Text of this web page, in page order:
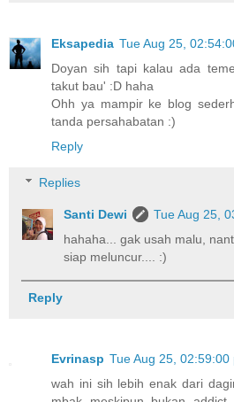
Eksapedia Tue Aug 25,
Doyan sih tapi kalau ada
takut bau' :D haha
Ohh ya mampir ke blog
tanda persahabatan :)
Reply
Replies
Santi Dewi
Tue Aug 25,
hahaha... gak usah malu,
siap meluncur.... :)
Reply
Evrinasp Tue Aug 25, 02:59:00
wah ini sih lebih enak dari